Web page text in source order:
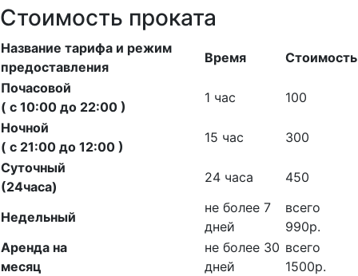
Стоимость проката
Название тарифа и режим
предоставления
Время
Стоимость
Почасовой
( с 10:00 до 22:00 )
1 час
100
Ночной
( с 21:00 до 12:00 )
15 час
300
Суточный
(24часа)
24 часа 450
Недельный
не более 7
дней
всего
990р.
Аренда на
месяц
не более 30
дней
всего
1500р.